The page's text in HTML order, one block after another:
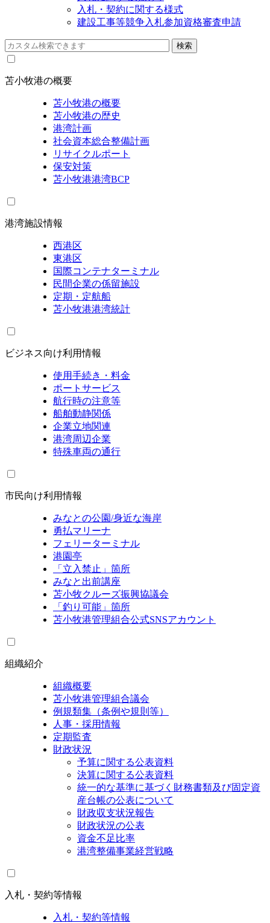
入札・契約に関する様式
建設工事等競争入札参加資格審査申請
苫小牧港の概要
苫小牧港の概要
苫小牧港の歴史
港湾計画
社会資本総合整備計画
リサイクルポート
保安対策
苫小牧港港湾BCP
港湾施設情報
西港区
東港区
国際コンテナターミナル
民間企業の係留施設
定期・定航船
苫小牧港港湾統計
ビジネス向け利用情報
使用手続き・料金
ポートサービス
航行時の注意等
船舶動静関係
企業立地関連
港湾周辺企業
特殊車両の通行
市民向け利用情報
みなとの公園/身近な海岸
勇払マリーナ
フェリーターミナル
港園亭
「立入禁止」箇所
みなと出前講座
苫小牧クルーズ振興協議会
「釣り可能」箇所
苫小牧港管理組合公式SNSアカウント
組織紹介
組織概要
苫小牧港管理組合議会
例規類集（条例や規則等）
人事・採用情報
定期監査
財政状況
予算に関する公表資料
決算に関する公表資料
統一的な基準に基づく財務書類及び固定資
産台帳の公表について
財政収支状況報告
財政状況の公表
資金不足比率
港湾整備事業経営戦略
入札・契約等情報
入札・契約等情報